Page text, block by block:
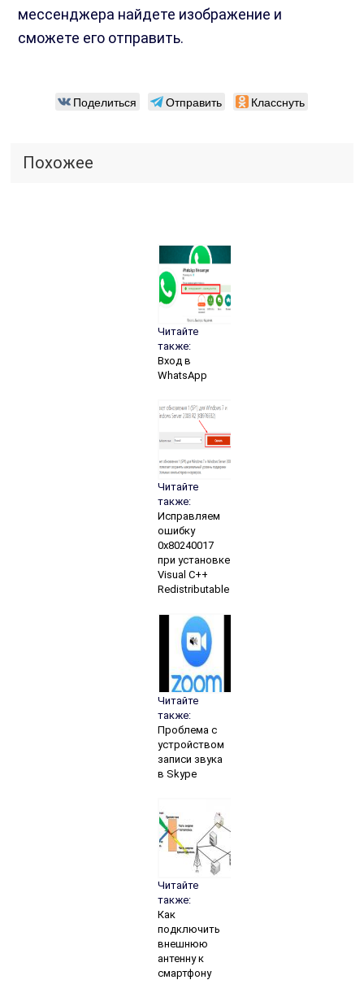
мессенджера найдете изображение и
сможете его отправить.
Поделиться Отправить Класснуть
Похожее
Читайте
также:
Вход в
WhatsApp
Читайте
также:
Исправляем
ошибку
0x80240017
при установке
Visual C++
Redistributable
Читайте
также:
Проблема с
устройством
записи звука
в Skype
Читайте
также:
Как
подключить
внешнюю
антенну к
смартфону